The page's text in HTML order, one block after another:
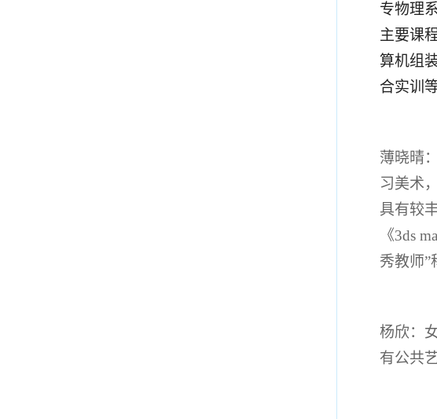
专物理
主要课
算机组
合实训等
薄晓晴
习美术
具有较
《3ds
秀教师”
杨欣：
有公共